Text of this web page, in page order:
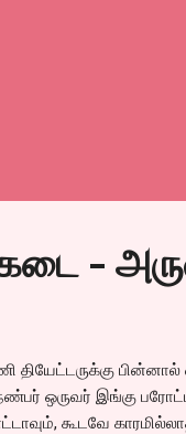
-
பின்னால்
ஒருவர் இங்கு
கூடவே